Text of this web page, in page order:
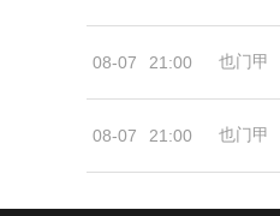
08-07 21:00 也门甲
08-07 21:00 也门甲